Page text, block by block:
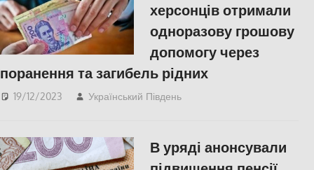
херсонців отримали
одноразову грошову
допомогу через
поранення та загибель рідних
19/12/2023 Український Південь
В уряді анонсували